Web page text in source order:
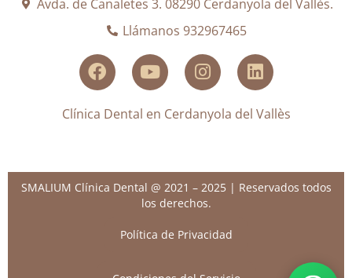
Avda. de Canaletes 3. 08290 Cerdanyola del Vallès.
Llámanos 932967465
Clínica Dental en Cerdanyola del Vallès
SMALIUM Clínica Dental @ 2021 – 2025 | Reservados todos
los derechos.
Política de Privacidad